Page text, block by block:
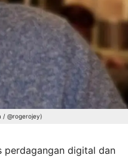
/ @rogerojey)
perdagangan digital dan